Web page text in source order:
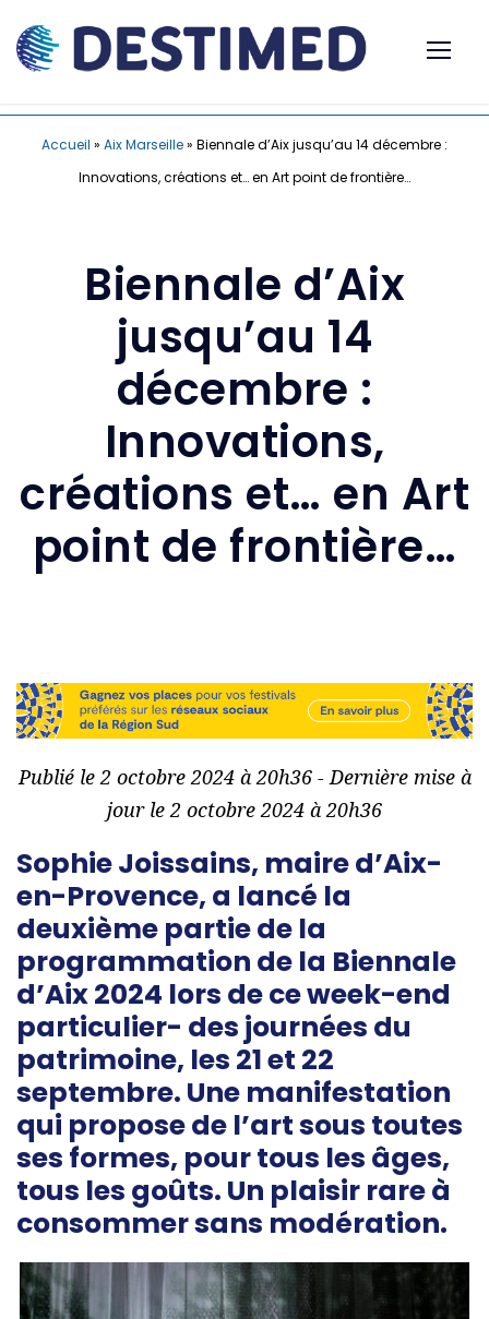
Accueil » Aix Marseille» Biennale d’Aix jusqu’au 14 décembre :
Innovations, créations et… en Art point de frontière…
Biennale d’Aix
jusqu’au 14
décembre :
Innovations,
créations et… en Art
point de frontière…
Publié le 2 octobre 2024 à 20h36 - Dernière mise à
jour le 2 octobre 2024 à 20h36
Sophie Joissains, maire d’Aix-
en-Provence, a lancé la
deuxième partie de la
programmation de la Biennale
d’Aix 2024 lors de ce week-end
particulier- des journées du
patrimoine, les 21 et 22
septembre. Une manifestation
qui propose de l’art sous toutes
ses formes, pour tous les âges,
tous les goûts. Un plaisir rare à
consommer sans modération.